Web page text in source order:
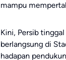
mampu
Kini, Persib
berlangsung di
hadapan